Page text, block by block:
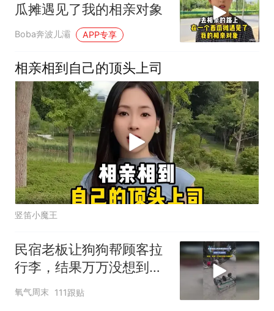
瓜摊遇见了我的相亲对象
Boba奔波儿灞 APP专享
相亲相到自己的顶头上司
竖笛小魔王
民宿老板让狗狗帮顾客拉
行李，结果万万没想到，
网友：老板一年挣的钱够
不够赔啊
氧气周末 111跟贴